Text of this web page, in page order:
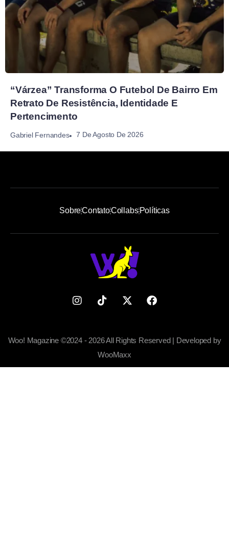
“Várzea” Transforma O Futebol De Bairro Em
Retrato De Resistência, Identidade E
Pertencimento
Gabriel Fernandes 7 De Agosto De 2026
SobreContatoCollabsPolíticas
Woo! Magazine ©2024 - 2026 All Rights Reserved | Developed by
WooMaxx